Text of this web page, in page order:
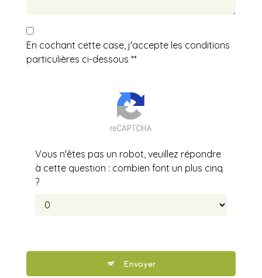
En cochant cette case, j'accepte les conditions
particulières ci-dessous **
Vous n'êtes pas un robot, veuillez répondre
à cette question : combien font un plus cinq
?
Envoyer